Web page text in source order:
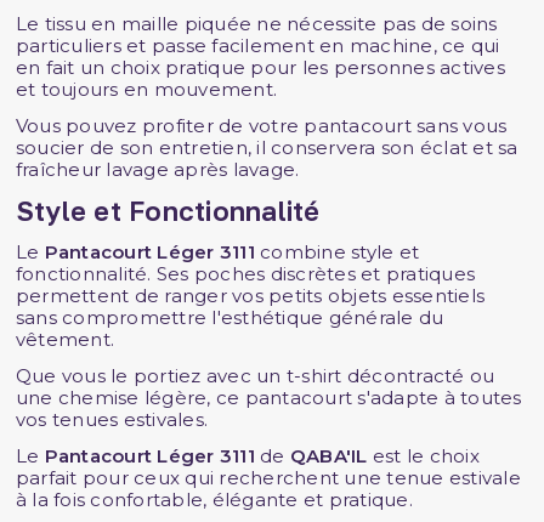
Le tissu en maille piquée ne nécessite pas de soins
particuliers et passe facilement en machine, ce qui
en fait un choix pratique pour les personnes actives
et toujours en mouvement.
Vous pouvez profiter de votre pantacourt sans vous
soucier de son entretien, il conservera son éclat et sa
fraîcheur lavage après lavage.
Style et Fonctionnalité
Le Pantacourt Léger 3111 combine style et
fonctionnalité. Ses poches discrètes et pratiques
permettent de ranger vos petits objets essentiels
sans compromettre l'esthétique générale du
vêtement.
Que vous le portiez avec un t-shirt décontracté ou
une chemise légère, ce pantacourt s'adapte à toutes
vos tenues estivales.
Le Pantacourt Léger 3111 de QABA'IL est le choix
parfait pour ceux qui recherchent une tenue estivale
à la fois confortable, élégante et pratique.